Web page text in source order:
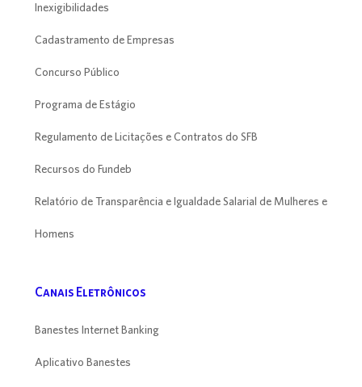
Inexigibilidades
Cadastramento de Empresas
Concurso Público
Programa de Estágio
Regulamento de Licitações e Contratos do SFB
Recursos do Fundeb
Relatório de Transparência e Igualdade Salarial de Mulheres e
Homens
Canais Eletrônicos
Banestes Internet Banking
Aplicativo Banestes